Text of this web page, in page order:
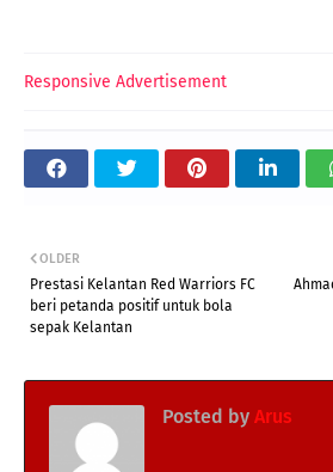
Responsive Advertisement
OLDER
Prestasi Kelantan Red Warriors FC
beri petanda positif untuk bola
sepak Kelantan
Posted by Arus